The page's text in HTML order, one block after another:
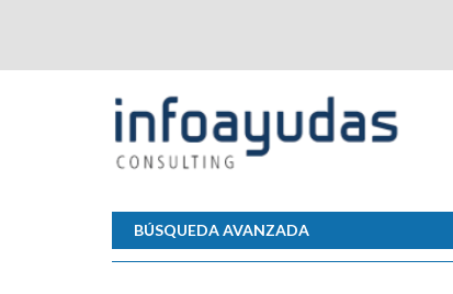
BÚSQUEDA AVANZADA